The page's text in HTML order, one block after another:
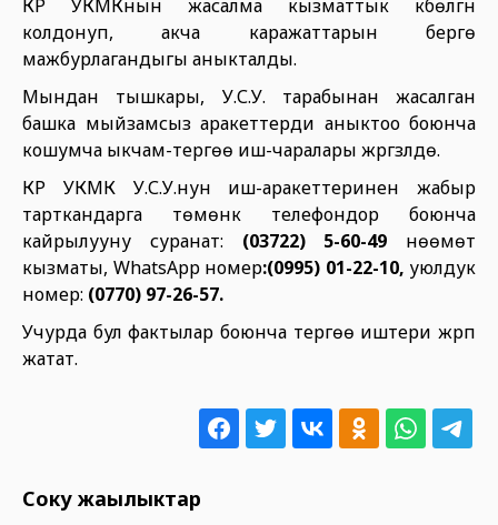
КР УКМКнын жасалма кызматтык күбөлүгүн
колдонуп, акча каражаттарын берүүгө
мажбурлагандыгы аныкталды.
Мындан тышкары, У.С.У. тарабынан жасалган
башка мыйзамсыз аракеттерди аныктоо боюнча
кошумча ыкчам-тергөө иш-чаралары жүргүзүлүүдө.
КР УКМК У.С.У.нун иш-аракеттеринен жабыр
тарткандарга төмөнкү телефондор боюнча
кайрылууну суранат: (03722) 5-60-49 нөөмөт
кызматы, WhatsApp номер:(0995) 01-22-10, уюлдук
номер: (0770) 97-26-57.
Учурда бул фактылар боюнча тергөө иштери жүрүп
жатат.
Соңку жаңылыктар